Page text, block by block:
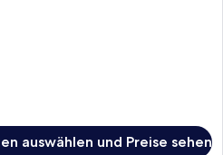
auswählen und Preise sehen